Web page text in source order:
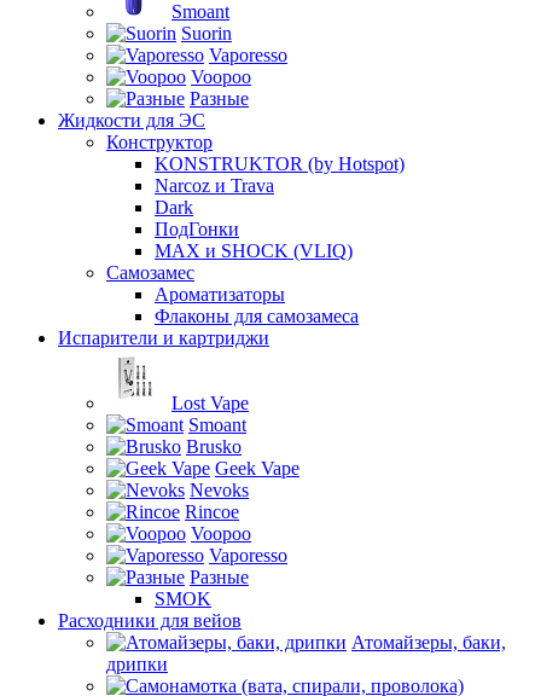
Smoant
Suorin
Vaporesso
Voopoo
Разные
Жидкости для ЭС
Конструктор
KONSTRUKTOR (by Hotspot)
Narcoz и Trava
Dark
ПодГонки
MAX и SHOCK (VLIQ)
Самозамес
Ароматизаторы
Флаконы для самозамеса
Испарители и картриджи
Lost Vape
Smoant
Brusko
Geek Vape
Nevoks
Rincoe
Voopoo
Vaporesso
Разные
SMOK
Расходники для вейов
Атомайзеры, баки,
дрипки